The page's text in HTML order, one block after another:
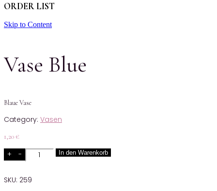
ORDER LIST
Skip to Content
Vase Blue
Blaue Vase
Category: Vasen
1,20 €
Quantity In den Warenkorb
SKU: 259